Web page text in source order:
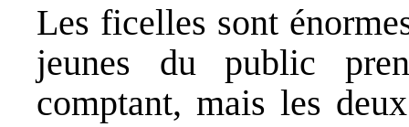
Les ficelles sont
jeunes du public
comptant, mais les